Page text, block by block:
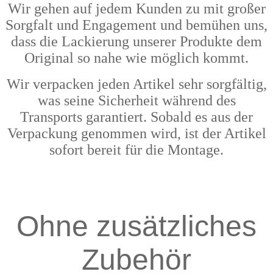
Wir gehen auf jedem Kunden zu mit großer
Sorgfalt und Engagement und bemühen uns,
dass die Lackierung unserer Produkte dem
Original so nahe wie möglich kommt.
Wir verpacken jeden Artikel sehr sorgfältig,
was seine Sicherheit während des
Transports garantiert. Sobald es aus der
Verpackung genommen wird, ist der Artikel
sofort bereit für die Montage.
Ohne zusätzliches
Zubehör